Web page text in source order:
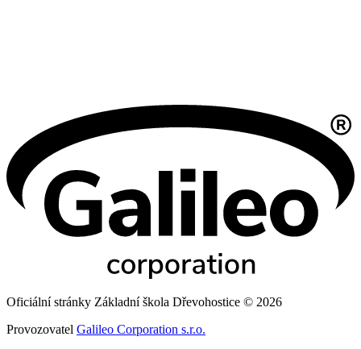
Oficiální stránky Základní škola Dřevohostice © 2026
Provozovatel Galileo Corporation s.r.o.